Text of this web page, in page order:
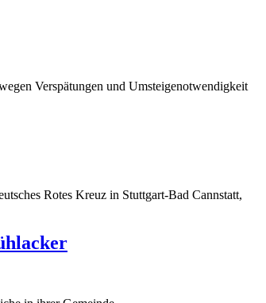
Verspätungen und Umsteigenotwendigkeit
Rotes Kreuz in Stuttgart-Bad Cannstatt,